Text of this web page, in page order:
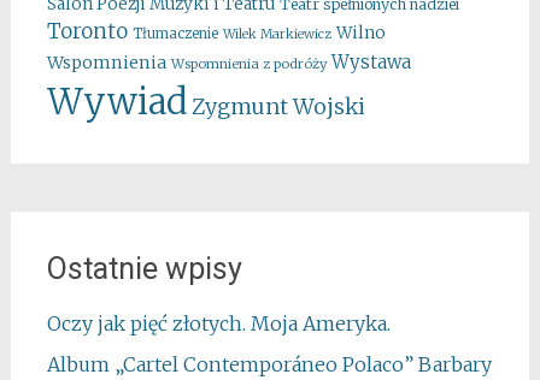
Salon Poezji Muzyki i Teatru Teatr spełnionych nadziei
Toronto Tłumaczenie Wilek Markiewicz Wilno
Wspomnienia Wspomnienia z podróży Wystawa
WywiadZygmunt Wojski
Ostatnie wpisy
Oczy jak pięć złotych. Moja Ameryka.
Album „Cartel Contemporáneo Polaco” Barbary